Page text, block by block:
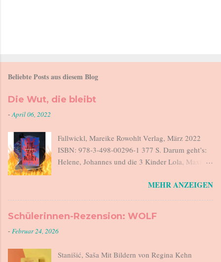
Beliebte Posts aus diesem Blog
Die Wut, die bleibt
-April 06, 2022
Fallwickl, Mareike Rowohlt Verlag, März 2022
ISBN: 978-3-498-00296-1 377 S. Darum geht’s:
Helene, Johannes und die 3 Kinder Lola, Maxi
Johannes sagt „Haben wir kein Salz“, steht
Ende. Johannes verlässt morgens um 6 das Haus,
geht seiner Arbeit nach, kommt abends nach
verantwortlich für eine rebellische Teenager-
MEHR ANZEIGEN
Schülerinnen-Rezension: WOLF
- Februar 24, 2026
Stanišić, Saša Mit Bildern von Regina Kehn